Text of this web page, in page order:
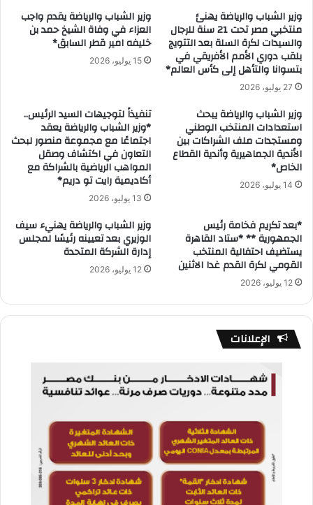
وزير الشباب والرياضة يهنئ
منتخبي مصر تحت 21 سنة للرجال
والسيدات لكرة السلة بعد التتويج
بلقب دوري الأمم الأفريقي في
بتسوانا والتأهل إلى كأس العالم*
27 يوليو، 2026
وزير الشباب والرياضة يقدم واجب
العزاء في وفاة الشيخ حمد بن
خليفه امير قطر السابق*
15 يوليو، 2026
وزير الشباب والرياضة يبحث
استعدادات المنتخب الوطني
ومستجدات ملف الشراكات بين
الأندية الجماهيرية وأندية القطاع
الخاص*
14 يوليو، 2026
تنفيذاً لتوجيهات السيد الرئيس..
*وزير الشباب والرياضة يعقد
اجتماعًا مع مجموعة منصور لبحث
التعاون في اكتشاف وصقل
المواهب الرياضية بالشراكة مع
أكاديمية رايت تو دريم*
13 يوليو، 2026
*بعد تكريم فخامة رئيس
الجمهورية ** *ستاد القاهرة
يستضيف احتفالية المنتخب
القومي لكرة القدم غدا الاثنين
12 يوليو، 2026
وزير الشباب والرياضة يهنيء سيف
الوزيري بعد تعيينه رئيسًا لمجلس
إدارة الشركة المتحدة
12 يوليو، 2026
الإعلانات